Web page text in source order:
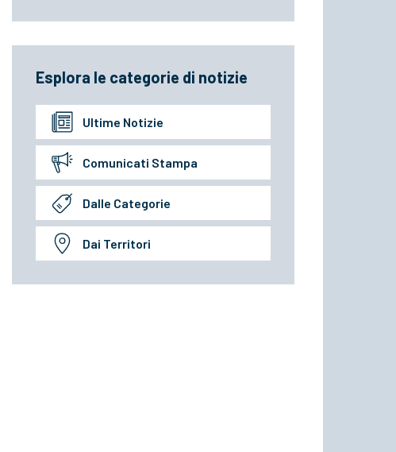
Esplora le categorie di notizie
Ultime Notizie
Comunicati Stampa
Dalle Categorie
Dai Territori